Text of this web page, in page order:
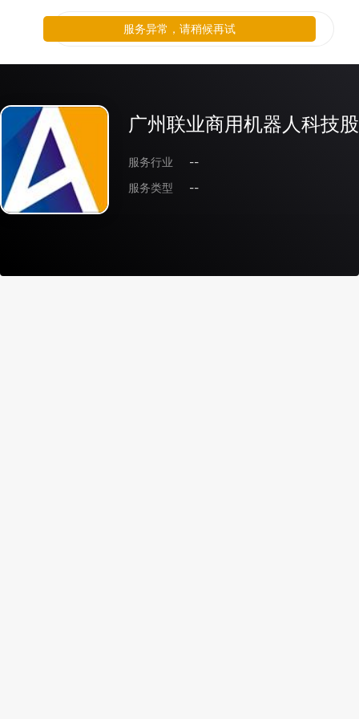
广州联业商用机器人科技
服务行业
--
服务类型
--
服务异常，请稍候再试